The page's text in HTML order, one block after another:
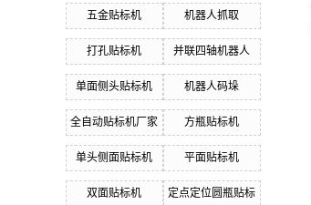
五金贴标机 机器人抓取
打孔贴标机 并联四轴机器人
单面侧头贴标机 机器人码垛
全自动贴标机厂家 方瓶贴标机
单头侧面贴标机 平面贴标机
双面贴标机
定点定位圆瓶贴标